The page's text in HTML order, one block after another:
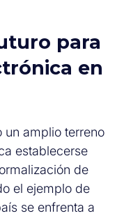
para
en
un amplio terreno
establecerse
de
el ejemplo de
se enfrenta a